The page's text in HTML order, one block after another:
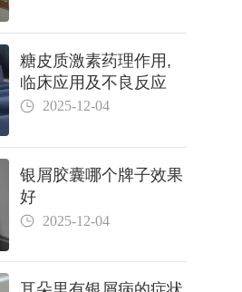
糖皮质激素药理作用,
临床应用及不良反应
2025-12-04
银屑胶囊哪个牌子效果
好
2025-12-04